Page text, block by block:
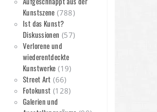
Kunstszene (788)
Ist das Kunst?
Diskussionen (57)
Verlorene und
wiederentdeckte
Kunstwerke (19)
Street Art (66)
Fotokunst (128)
Galerien und